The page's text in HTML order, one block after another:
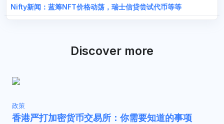
Nifty新闻：蓝筹NFT价格动荡，瑞士信贷尝试代币等等
Discover more
政策
香港严打加密货币交易所：你需要知道的事项